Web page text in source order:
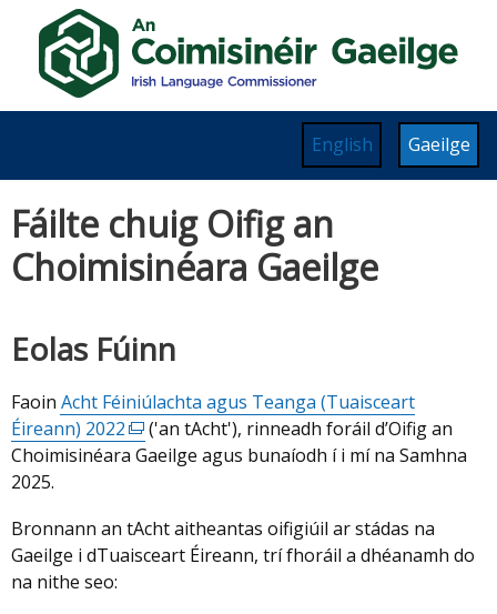
main
content
this
site
in
English Gaeilge
Welcome
to
Drupal
site
Fáilte chuig Oifig an
Choimisinéara Gaeilge
Eolas Fúinn
Faoin Acht Féiniúlachta agus Teanga (Tuaisceart
Éireann) 2022(external
link
a
new
('an tAcht'), rinneadh foráil d’Oifig an
Choimisinéara Gaeilge agus bunaíodh í i mí na Samhna
2025.
Bronnann an tAcht aitheantas oifigiúil ar stádas na
Gaeilge i dTuaisceart Éireann, trí fhoráil a dhéanamh do
na nithe seo: